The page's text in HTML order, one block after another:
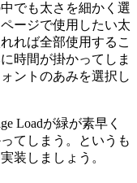
でも太さを細かく選
ージで使用したい太
れば全部使用するこ
時間が掛かってしま
ントのあみを選択し
Loadが緑が素早く
てしまう。というも
装しましょう。